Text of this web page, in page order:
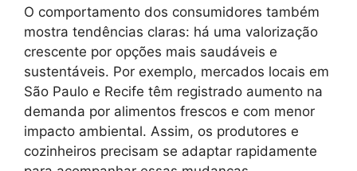
O comportamento dos consumidores também
mostra tendências claras: há uma valorização
crescente por opções mais saudáveis e
sustentáveis. Por exemplo, mercados locais em
São Paulo e Recife têm registrado aumento na
demanda por alimentos frescos e com menor
impacto ambiental. Assim, os produtores e
cozinheiros precisam se adaptar rapidamente